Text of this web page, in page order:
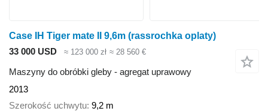
Case IH Tiger mate II 9,6m (rassrochka oplaty)
33 000 USD
≈ 123 000 zł ≈ 28 560 €
Maszyny do obróbki gleby - agregat uprawowy
2013
Szerokość uchwytu 9,2 m